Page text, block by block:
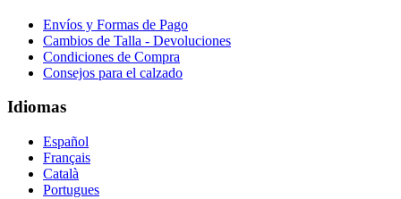
Envíos y Formas de Pago
Cambios de Talla - Devoluciones
Condiciones de Compra
Consejos para el calzado
Idiomas
Español
Français
Català
Portugues